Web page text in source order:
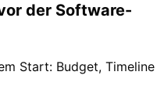
der Software-
Start: Budget, Timeline